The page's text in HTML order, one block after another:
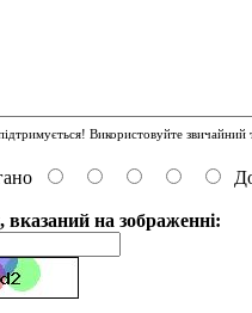
Використовуйте звичайний
вказаний на зображенні: